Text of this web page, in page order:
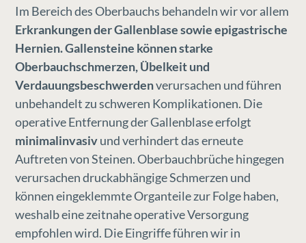
Im Bereich des Oberbauchs behandeln wir vor allem
Erkrankungen der Gallenblase sowie epigastrische
Hernien. Gallensteine können starke
Oberbauchschmerzen, Übelkeit und
Verdauungsbeschwerdenverursachen und führen
unbehandelt zu schweren Komplikationen. Die
operative Entfernung der Gallenblase erfolgt
minimalinvasivund verhindert das erneute
Auftreten von Steinen. Oberbauchbrüche hingegen
verursachen druckabhängige Schmerzen und
können eingeklemmte Organteile zur Folge haben,
weshalb eine zeitnahe operative Versorgung
empfohlen wird. Die Eingriffe führen wir in